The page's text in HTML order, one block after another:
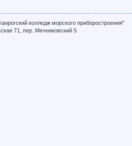
колледж морского приборостроения"
71, пер. Мечниковский 5